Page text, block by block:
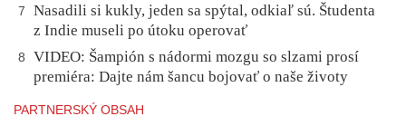
7
Nasadili si kukly, jeden sa spýtal, odkiaľ sú. Študenta
z Indie museli po útoku operovať
8
VIDEO: Šampión s nádormi mozgu so slzami prosí
premiéra: Dajte nám šancu bojovať o naše životy
PARTNERSKÝ OBSAH